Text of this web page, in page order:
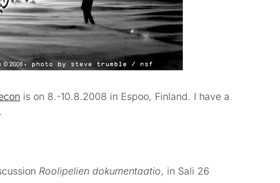
is on 8.-10.8.2008 in Espoo, Finland. I have a
Roolipelien dokumentaatio, in Sali 26